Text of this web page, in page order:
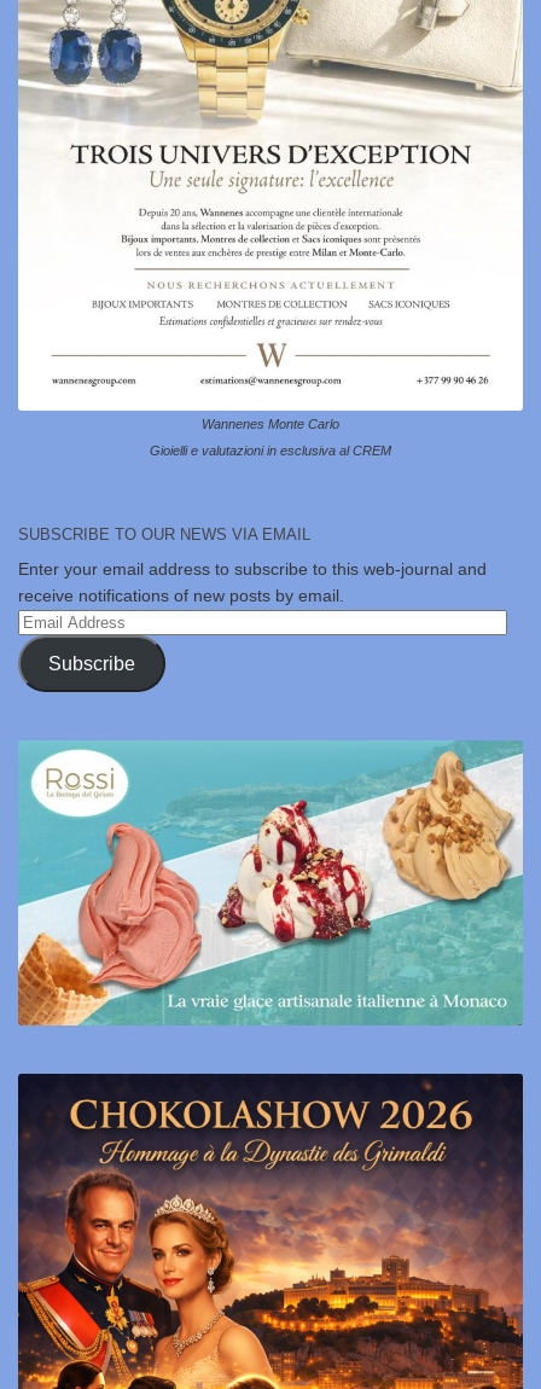
Wannenes Monte Carlo
Gioielli e valutazioni in esclusiva al CREM
SUBSCRIBE TO OUR NEWS VIA EMAIL
Enter your email address to subscribe to this web-journal and
receive notifications of new posts by email.
Email
Address
Subscribe